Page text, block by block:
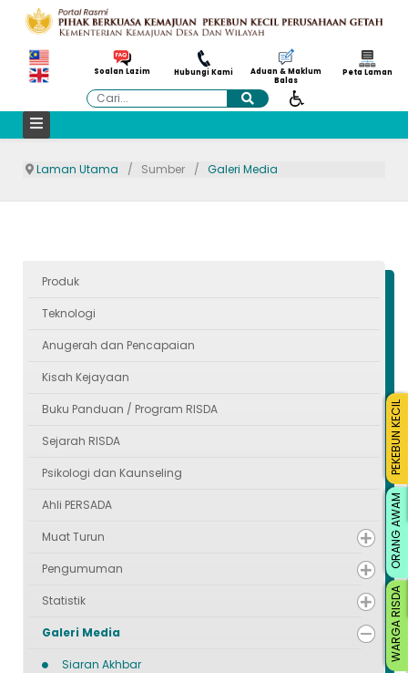
Soalan Lazim Hubungi Kami
Aduan & Maklum
Balas
Peta Laman
Cari
Laman Utama Sumber Galeri Media
Produk
Teknologi
Anugerah dan Pencapaian
Kisah Kejayaan
Buku Panduan / Program RISDA
Sejarah RISDA
Psikologi dan Kaunseling
Ahli PERSADA
Muat Turun
Pengumuman
Statistik
Galeri Media
Siaran Akhbar
WARGA RISDA
ORANG AWAM
PEKEBUN KECIL